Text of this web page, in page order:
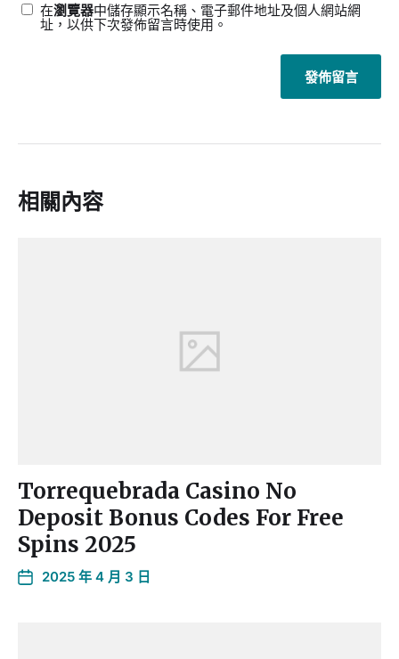
在瀏覽器中儲存顯示名稱、電子郵件地址及個人網站網
址，以供下次發佈留言時使用。
相關內容
Torrequebrada Casino No
Deposit Bonus Codes For Free
Spins 2025
2025 年 4 月 3 日